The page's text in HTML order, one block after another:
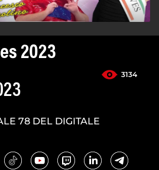
2023
3134
78 DEL DIGITALE